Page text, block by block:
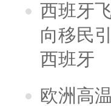
西班牙
向移民
西班牙
欧洲高